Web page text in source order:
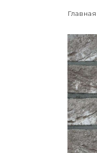
Главная